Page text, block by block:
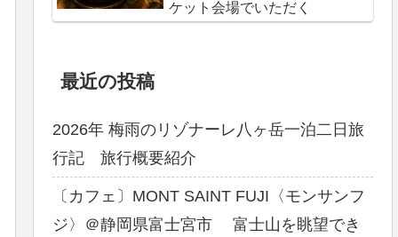
ケット会場でいただく
最近の投稿
2026年 梅雨のリゾナーレ八ヶ岳一泊二日旅
行記 旅行概要紹介
〔カフェ〕MONT SAINT FUJI〈モンサンフ
ジ〉＠静岡県富士宮市 富士山を眺望でき